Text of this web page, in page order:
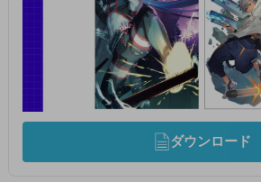
ダウンロード